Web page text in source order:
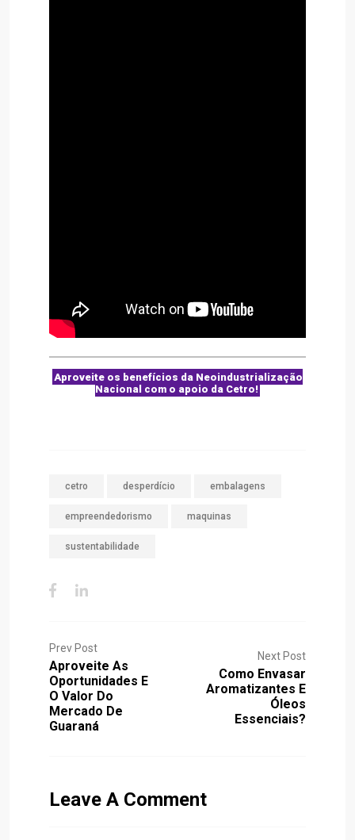
Aproveite os benefícios da Neoindustrialização
Nacional com o apoio da Cetro!
cetro desperdício embalagens
empreendedorismo maquinas
sustentabilidade
Prev Post
Aproveite As
Oportunidades E
O Valor Do
Mercado De
Guaraná
Next Post
Como Envasar
Aromatizantes E
Óleos
Essenciais?
Leave A Comment